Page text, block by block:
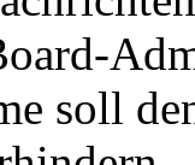
soll